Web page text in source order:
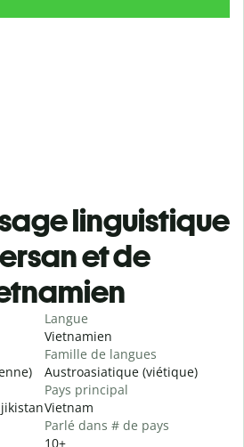
linguistique
et de
Langue
Vietnamien
Famille de langues
Austroasiatique (viétique)
Pays principal
Vietnam
Parlé dans # de pays
10+